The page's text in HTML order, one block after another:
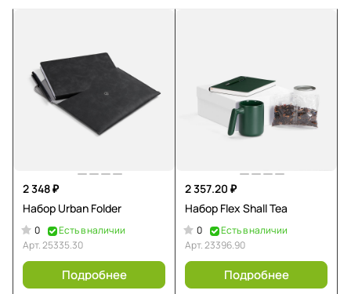
2 348 ₽
Набор Urban Folder
0
Есть в наличии
Арт.25335.30
Подробнее
2 357.20 ₽
Набор Flex Shall Tea
0
Есть в наличии
Арт.23396.90
Подробнее